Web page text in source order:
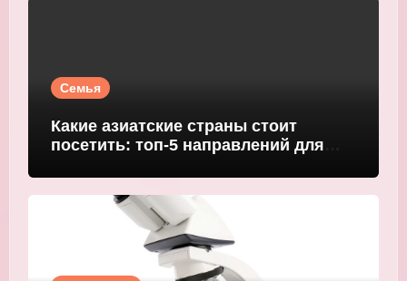
Семья
Какие азиатские страны стоит
посетить: топ-5 направлений для